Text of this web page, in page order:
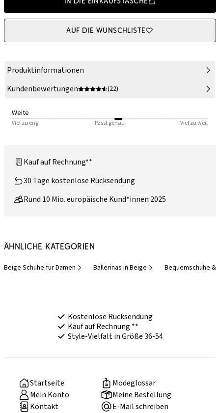
Auf die Wunschliste
Produktinformationen
Kundenbewertungen
(22)
Weite
Viel zu eng Passt genau Viel zu weit
Kauf auf Rechnung**
30 Tage kostenlose Rücksendung
Rund 10 Mio. europäische Kund*innen 2025
Ähnliche Kategorien
Beige Schuhe für Damen Ballerinas in Beige Bequemschuhe &
Kostenlose Rücksendung
Kauf auf Rechnung **
Style-Vielfalt in Größe 36-54
Startseite
Modeglossar
Mein Konto
Meine Bestellung
Kontakt
E-Mail schreiben